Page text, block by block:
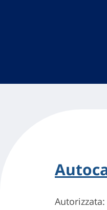
Autorizzata: